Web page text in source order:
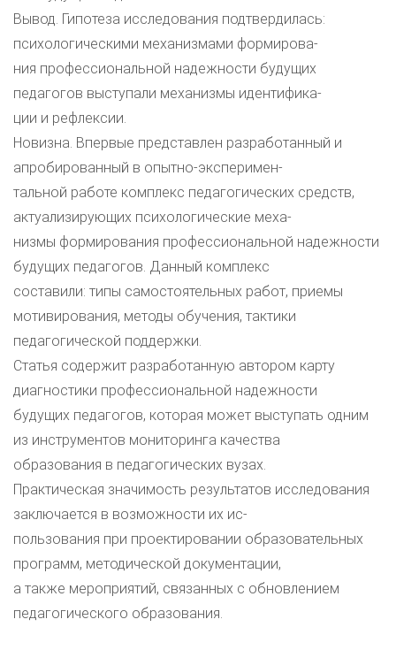
Вывод. Гипотеза исследования подтвердилась:
психологическими механизмами формирова-
ния профессиональной надежности будущих
педагогов выступали механизмы идентифика-
ции и рефлексии.
Новизна. Впервые представлен разработанный и
апробированный в опытно-эксперимен-
тальной работе комплекс педагогических средств,
актуализирующих психологические меха-
низмы формирования профессиональной надежности
будущих педагогов. Данный комплекс
составили: типы самостоятельных работ, приемы
мотивирования, методы обучения, тактики
педагогической поддержки.
Статья содержит разработанную автором карту
диагностики профессиональной надежности
будущих педагогов, которая может выступать одним
из инструментов мониторинга качества
образования в педагогических вузах.
Практическая значимость результатов исследования
заключается в возможности их ис-
пользования при проектировании образовательных
программ, методической документации,
а также мероприятий, связанных с обновлением
педагогического образования.